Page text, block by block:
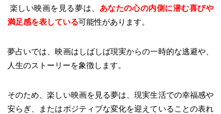
楽しい映画を見る夢は、 あなたの心の内側に潜む喜びや
満足感を表している可能性があります。
夢占いでは、映画はしばしば現実からの一時的な逃避や、
人生のストーリーを象徴します。
そのため、楽しい映画を見る夢は、現実生活での幸福感や
安らぎ、またはポジティブな変化を迎えていることの表れ